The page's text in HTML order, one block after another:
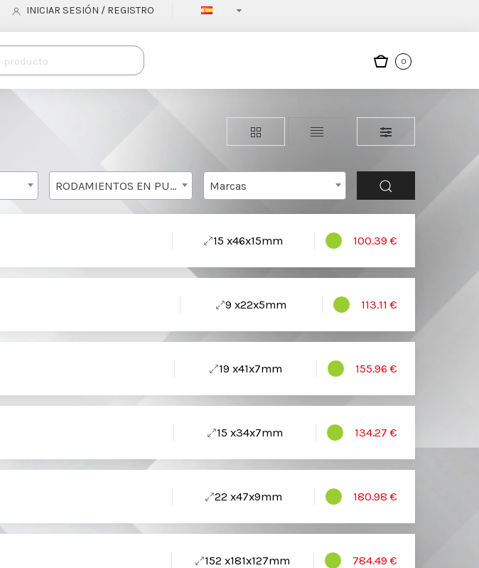
INICIAR SESIÓN / REGISTRO
0
RODAMIENTOS EN PULGADAS Marcas
15 x46x15mm 100.39 €
9 x22x5mm 113.11 €
19 x41x7mm 155.96 €
15 x34x7mm 134.27 €
22 x47x9mm 180.98 €
152 x181x127mm 784.49 €